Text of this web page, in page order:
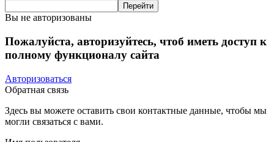
Вы не авторизованы
Пожалуйста, авторизуйтесь, чтоб иметь доступ к
полному функционалу сайта
Авторизоваться
Обратная связь
Здесь вы можете оставить свои контактные данные, чтобы мы
могли связаться с вами.